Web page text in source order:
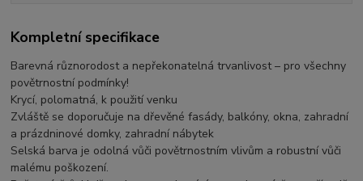
Kompletní specifikace
Barevná různorodost a nepřekonatelná trvanlivost – pro všechny
povětrnostní podmínky!
Krycí, polomatná, k použití venku
Zvláště se doporučuje na dřevěné fasády, balkóny, okna, zahradní
a prázdninové domky, zahradní nábytek
Selská barva je odolná vůči povětrnostním vlivům a robustní vůči
malému poškození.